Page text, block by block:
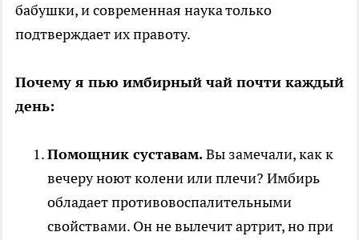
бабушки, и современная наука только
подтверждает их правоту.
Почему я пью имбирный чай почти каждый
день:
Помощник суставам.Вы замечали, как к
вечеру ноют колени или плечи? Имбирь
обладает противовоспалительными
свойствами. Он не вылечит артрит, но при